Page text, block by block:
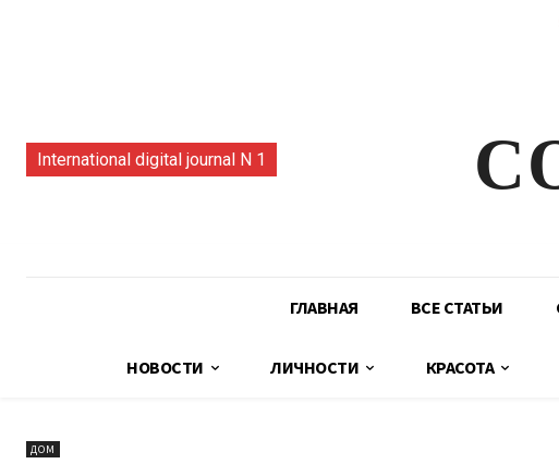
International digital journal N 1
ГЛАВНАЯ ВСЕ СТАТЬИ
НОВОСТИ ЛИЧНОСТИ КРАСОТА
ДОМ